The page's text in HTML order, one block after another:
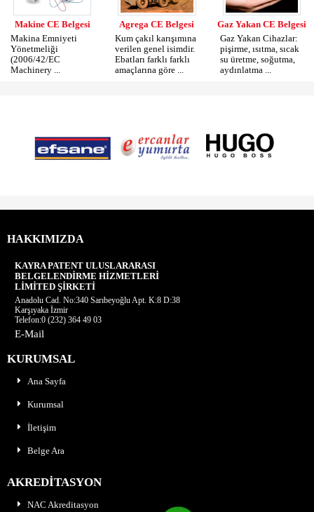
Makine CE Belgesi
Makina Emniyeti
Yönetmeliği
(2006/42/EC
Machinery ...
Agrega CE Belgesi
Kum çakıl karışımına
verilen genel isimdir.
Ebatları farklı farklı
amaçlarına göre ...
Gaz Yakan CE Belgesi
Gaz Yakan Cihazlar:
pişirme, ısıtma, sıcak
su üretme, soğutma,
aydınlatma ...
HAKKIMIZDA
KAYRA PATENT ULUSLARARASI
BELGELENDİRME HİZMETLERİ
LİMİTED ŞİRKETİ
Anadolu Cad. No:340 Sarıbeyoğlu Apt. K:8 D:38
Karşıyaka İzmir
Telefon:0 (232) 364 49 03
E-Mail
KURUMSAL
Ana Sayfa
Kurumsal
İletişim
Belge Ara
AKREDİTASYON
NAC Akreditasyon